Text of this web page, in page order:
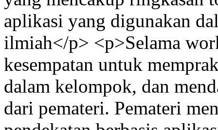
aplikasi yang digunakan
ilmiah</p> <p>Selama
kesempatan untuk
dalam kelompok, dan
dari pemateri. Pemateri